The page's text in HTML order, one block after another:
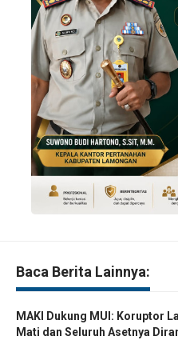
Baca Berita Lainnya:
MAKI Dukung MUI: Koruptor
Mati dan Seluruh Asetnya